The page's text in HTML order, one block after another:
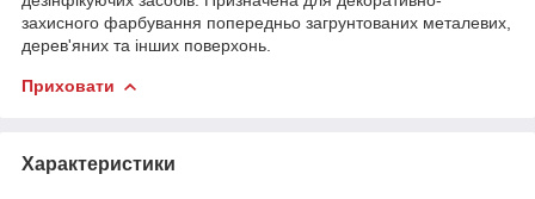
захисного фарбування попередньо загрунтованих металевих,
дерев'яних та інших поверхонь.
Приховати
Характеристики